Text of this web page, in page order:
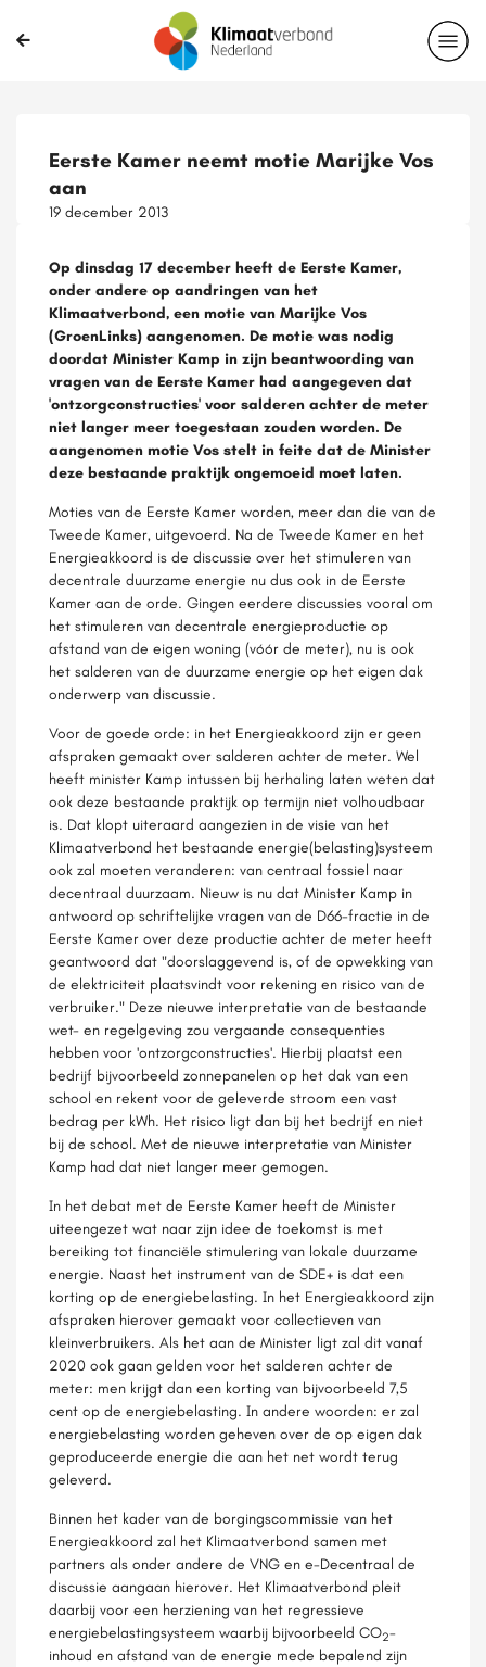
Eerste Kamer neemt motie Marijke Vos
aan
19 december 2013
Op dinsdag 17 december heeft de Eerste Kamer,
onder andere op aandringen van het
Klimaatverbond, een motie van Marijke Vos
(GroenLinks) aangenomen. De motie was nodig
doordat Minister Kamp in zijn beantwoording van
vragen van de Eerste Kamer had aangegeven dat
'ontzorgconstructies' voor salderen achter de meter
niet langer meer toegestaan zouden worden. De
aangenomen motie Vos stelt in feite dat de Minister
deze bestaande praktijk ongemoeid moet laten.
Moties van de Eerste Kamer worden, meer dan die van de
Tweede Kamer, uitgevoerd. Na de Tweede Kamer en het
Energieakkoord is de discussie over het stimuleren van
decentrale duurzame energie nu dus ook in de Eerste
Kamer aan de orde. Gingen eerdere discussies vooral om
het stimuleren van decentrale energieproductie op
afstand van de eigen woning (vóór de meter), nu is ook
het salderen van de duurzame energie op het eigen dak
onderwerp van discussie.
Voor de goede orde: in het Energieakkoord zijn er geen
afspraken gemaakt over salderen achter de meter. Wel
heeft minister Kamp intussen bij herhaling laten weten dat
ook deze bestaande praktijk op termijn niet volhoudbaar
is. Dat klopt uiteraard aangezien in de visie van het
Klimaatverbond het bestaande energie(belasting)systeem
ook zal moeten veranderen: van centraal fossiel naar
decentraal duurzaam. Nieuw is nu dat Minister Kamp in
antwoord op schriftelijke vragen van de D66-fractie in de
Eerste Kamer over deze productie achter de meter heeft
geantwoord dat "doorslaggevend is, of de opwekking van
de elektriciteit plaatsvindt voor rekening en risico van de
verbruiker." Deze nieuwe interpretatie van de bestaande
wet- en regelgeving zou vergaande consequenties
hebben voor 'ontzorgconstructies'. Hierbij plaatst een
bedrijf bijvoorbeeld zonnepanelen op het dak van een
school en rekent voor de geleverde stroom een vast
bedrag per kWh. Het risico ligt dan bij het bedrijf en niet
bij de school. Met de nieuwe interpretatie van Minister
Kamp had dat niet langer meer gemogen.
In het debat met de Eerste Kamer heeft de Minister
uiteengezet wat naar zijn idee de toekomst is met
bereiking tot financiële stimulering van lokale duurzame
energie. Naast het instrument van de SDE+ is dat een
korting op de energiebelasting. In het Energieakkoord zijn
afspraken hierover gemaakt voor collectieven van
kleinverbruikers. Als het aan de Minister ligt zal dit vanaf
2020 ook gaan gelden voor het salderen achter de
meter: men krijgt dan een korting van bijvoorbeeld 7,5
cent op de energiebelasting. In andere woorden: er zal
energiebelasting worden geheven over de op eigen dak
geproduceerde energie die aan het net wordt terug
geleverd.
Binnen het kader van de borgingscommissie van het
Energieakkoord zal het Klimaatverbond samen met
partners als onder andere de VNG en e-Decentraal de
discussie aangaan hierover. Het Klimaatverbond pleit
daarbij voor een herziening van het regressieve
energiebelastingsysteem waarbij bijvoorbeeld CO2-
inhoud en afstand van de energie mede bepalend zijn